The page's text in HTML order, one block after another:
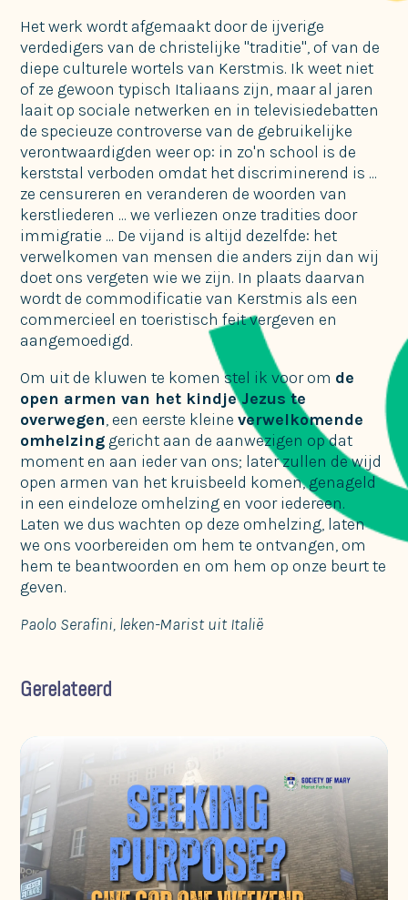
Het werk wordt afgemaakt door de ijverige
verdedigers van de christelijke "traditie", of van de
diepe culturele wortels van Kerstmis. Ik weet niet
of ze gewoon typisch Italiaans zijn, maar al jaren
laait op sociale netwerken en in televisiedebatten
de specieuze controverse van de gebruikelijke
verontwaardigden weer op: in zo'n school is de
kerststal verboden omdat het discriminerend is ...
ze censureren en veranderen de woorden van
kerstliederen ... we verliezen onze tradities door
immigratie ... De vijand is altijd dezelfde: het
verwelkomen van mensen die anders zijn dan wij
doet ons vergeten wie we zijn. In plaats daarvan
wordt de commodificatie van Kerstmis als een
commercieel en toeristisch feit vergeven en
aangemoedigd.
Om uit de kluwen te komen stel ik voor om de
open armen van het kindje Jezus te
overwegen, een eerste kleineverwelkomende
omhelzing gericht aan de aanwezigen op dat
moment en aan ieder van ons; later zullen de wijd
open armen van het kruisbeeld komen, genageld
in een eindeloze omhelzing en voor iedereen.
Laten we dus wachten op deze omhelzing, laten
we ons voorbereiden om hem te ontvangen, om
hem te beantwoorden en om hem op onze beurt te
geven.
Paolo Serafini, leken-Marist uit Italië
Gerelateerd